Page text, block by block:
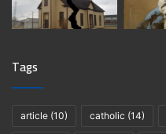
Tags
article (10) catholic (14)